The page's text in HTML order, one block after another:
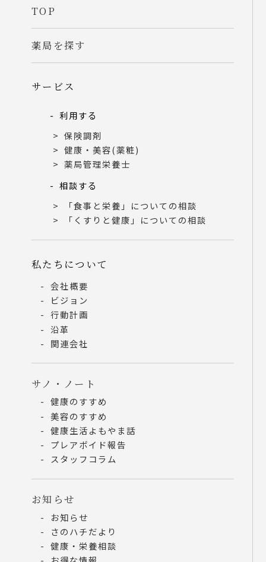
TOP
薬局を探す
サービス
利用する
保険調剤
健康・美容(薬粧)
薬局管理栄養士
相談する
「食事と栄養」についての相談
「くすりと健康」についての相談
私たちについて
会社概要
ビジョン
行動計画
沿革
関連会社
サノ・ノート
健康のすすめ
美容のすすめ
健康生活よもやま話
プレアボイド報告
スタッフコラム
お知らせ
お知らせ
さのハチだより
健康・栄養相談